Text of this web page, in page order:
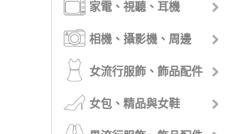
家電、視聽、耳機
相機、攝影機、周邊
女流行服飾、飾品配件
女包、精品與女鞋